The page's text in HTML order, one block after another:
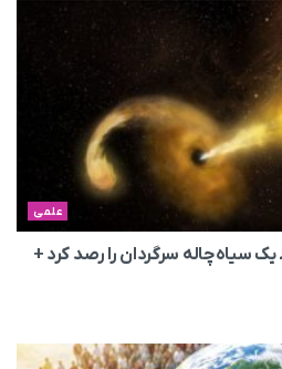
علمی
سیاه‌چاله سرگردان را رصد کرد +